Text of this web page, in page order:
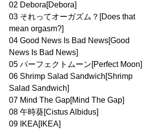
02 Debora[Debora]
03 それってオーガズム？[Does that
mean orgasm?]
04 Good News Is Bad News[Good
News Is Bad News]
05 パーフェクトムーン[Perfect Moon]
06 Shrimp Salad Sandwich[Shrimp
Salad Sandwich]
07 Mind The Gap[Mind The Gap]
08 午時葵[Cistus Albidus]
09 IKEA[IKEA]